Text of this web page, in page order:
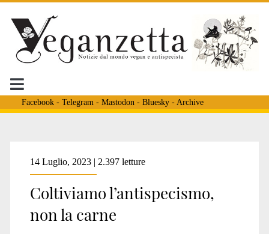
Facebook- Telegram - Mastodon - Bluesky- Archive
Tag:
<span>carne
14 Luglio, 2023 | 2.397 letture
Coltiviamo l’antispecismo,
non la carne